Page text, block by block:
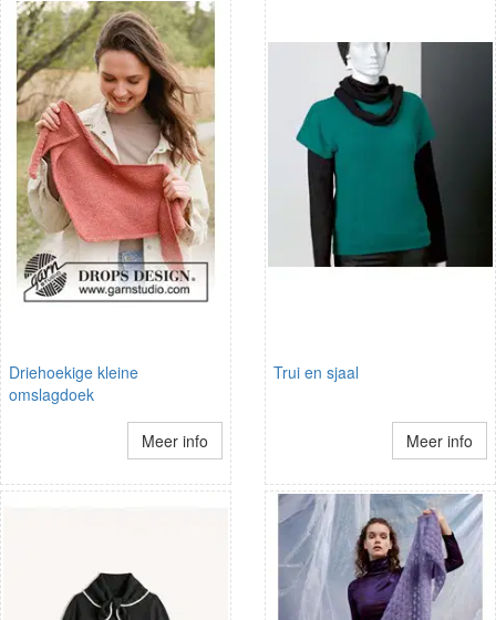
Driehoekige kleine
omslagdoek
Meer info
Trui en sjaal
Meer info